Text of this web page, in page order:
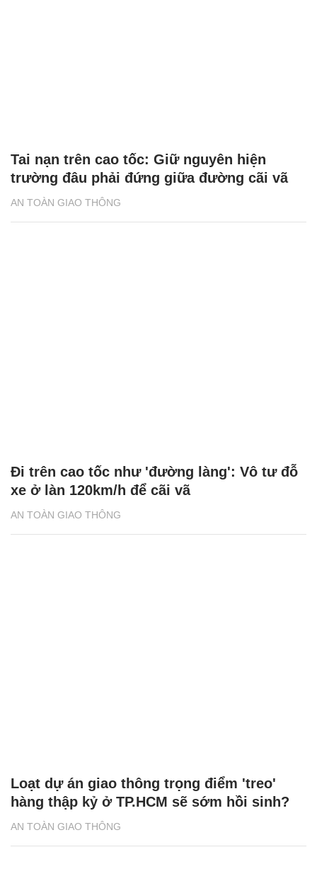
AN TOÀN GIAO THÔNG
Tai nạn trên cao tốc: Giữ nguyên hiện
trường đâu phải đứng giữa đường cãi vã
AN TOÀN GIAO THÔNG
Đi trên cao tốc như 'đường làng': Vô tư đỗ
xe ở làn 120km/h để cãi vã
AN TOÀN GIAO THÔNG
Loạt dự án giao thông trọng điểm 'treo'
hàng thập kỷ ở TP.HCM sẽ sớm hồi sinh?